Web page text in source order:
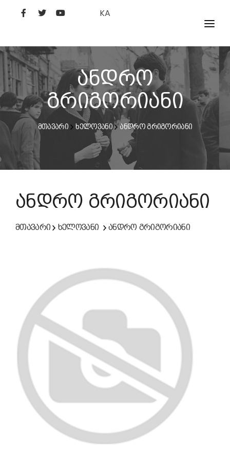
KA
ᲤᲘᲚᲛᲔᲑᲘ
ᲮᲔᲚᲝᲕᲐᲜᲘ
ᲙᲘᲜᲝᲡᲢᲣᲓᲘᲐ
ᲙᲘᲜᲝᲐᲙᲐᲓᲔᲛᲘᲐ
ანდრო
გრიგორიანი
მთავარი ხელოვანი ანდრო გრიგორიანი
ანდრო გრიგორიანი
მთავარი ხელოვანი ანდრო გრიგორიანი